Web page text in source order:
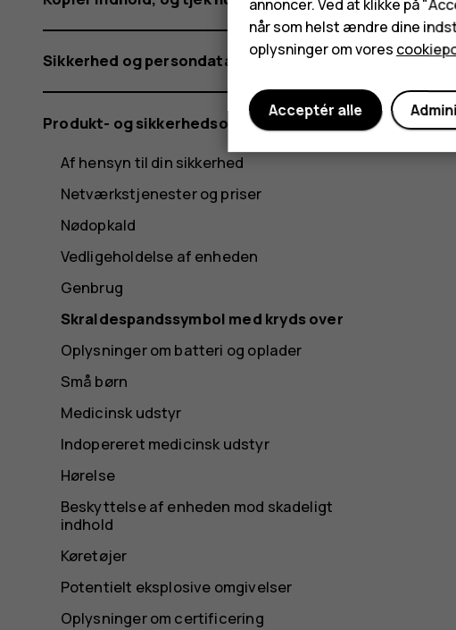
Sikkerhed og persondata
Produkt- og sikkerhedsoplysninger
Af hensyn til din sikkerhed
Netværkstjenester og priser
Nødopkald
Vedligeholdelse af enheden
Genbrug
Skraldespandssymbol med kryds over
Oplysninger om batteri og oplader
Små børn
Medicinsk udstyr
Indopereret medicinsk udstyr
Hørelse
Beskyttelse af enheden mod skadeligt
indhold
Køretøjer
Potentielt eksplosive omgivelser
Oplysninger om certificering
annoncer. Ved at klikke på
når som helst ændre dine
oplysninger om vores
Acceptér alle